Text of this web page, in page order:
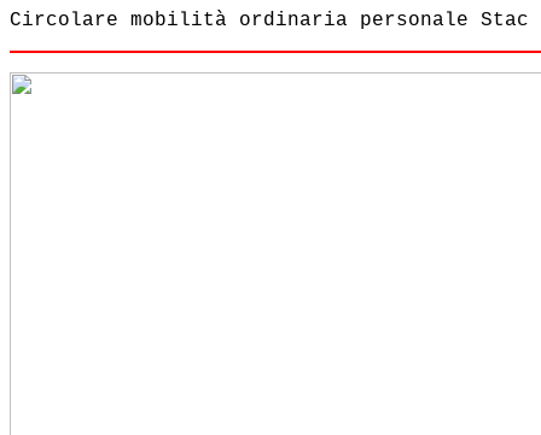
Circolare mobilità ordinaria personale Stac